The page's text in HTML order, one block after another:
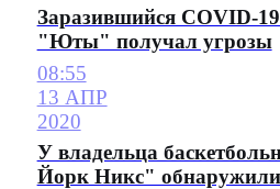
Заразившийся COVID-19
"Юты" получал угрозы
08:55
13 АПР
2020
У владельца
Йорк Никс" обнаружили